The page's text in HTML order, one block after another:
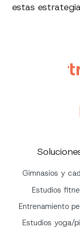
estas
Gimnasios y
Estudios
Entrenamiento
Estudios yoga/